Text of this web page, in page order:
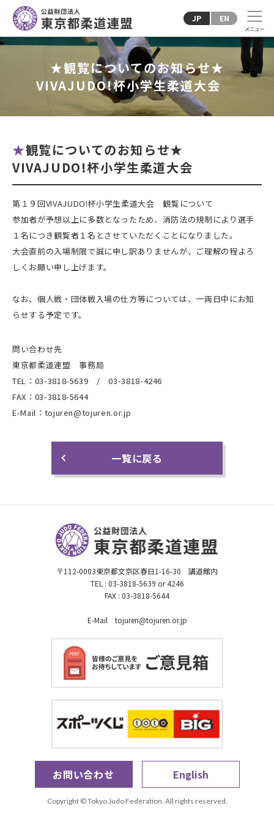
JP EN
★観覧についてのお知らせ★
VIVAJUDO!杯小学生柔道大会
★観覧についてのお知らせ★
VIVAJUDO!杯小学生柔道大会
第１９回VIVAJUDO!杯小学生柔道大会 観覧について
参加者が予想以上に多数となったため、消防法の規制により選手
１名につき観覧者１名とさせていただくことになりました。
大会直前の入場制限で誠に申し訳ありませんが、ご理解の程よろ
しくお願い申し上げます。
なお、個人戦・団体戦入場の仕方等については、一両日中にお知
らせする予定です。
問い合わせ先
東京都柔道連盟 事務局
TEL：03-3818-5639 / 03-3818-4246
FAX：03-3818-5644
E-Mail：tojuren@tojuren.or.jp
一覧に戻る
〒112-0003東京都文京区春日1-16-30 講道館内
TEL : 03-3818-5639 or 4246
FAX : 03-3818-5644
E-Mail tojuren@tojuren.or.jp
お問い合わせ English
Copyright © Tokyo Judo Federation. All rights reserved.